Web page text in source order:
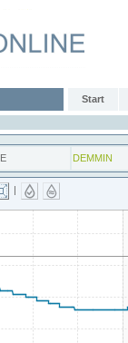
Start
DEMMIN
|